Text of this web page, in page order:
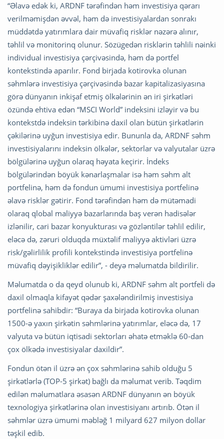
“Əlavə edək ki, ARDNF tərəfindən həm investisiya qərarı
verilməmişdən əvvəl, həm də investisiyalardan sonrakı
müddətdə yatırımlara dair müvafiq risklər nəzərə alınır,
təhlil və monitorinq olunur. Sözügedən risklərin təhlili nəinki
individual investisiya çərçivəsində, həm də portfel
kontekstində aparılır. Fond birjada kotirovka olunan
səhmlərə investisiya çərçivəsində bazar kapitalizasiyasına
görə dünyanın inkişaf etmiş ölkələrinin ən iri şirkətləri
özündə ehtiva edən “MSCI World” indeksini izləyir və bu
kontekstdə indeksin tərkibinə daxil olan bütün şirkətlərin
çəkilərinə uyğun investisiya edir. Bununla da, ARDNF səhm
investisiyalarını indeksin ölkələr, sektorlar və valyutalar üzrə
bölgülərinə uyğun olaraq həyata keçirir. İndeks
bölgülərindən böyük kənarlaşmalar isə həm səhm alt
portfelinə, həm də fondun ümumi investisiya portfelinə
əlavə risklər gətirir. Fond tərəfindən həm də mütəmadi
olaraq qlobal maliyyə bazarlarında baş verən hadisələr
izlənilir, cari bazar konyukturası və gözləntilər təhlil edilir,
eləcə də, zəruri olduqda müxtəlif maliyyə aktivləri üzrə
risk/gəlirlilik profili kontekstində investisiya portfelinə
müvafiq dəyişikliklər edilir”, - deyə məlumatda bildirilir.
Məlumatda o da qeyd olunub ki, ARDNF səhm alt portfeli də
daxil olmaqla kifayət qədər şaxələndirilmiş investisiya
portfelinə sahibdir: “Buraya da birjada kotirovka olunan
1500-ə yaxın şirkətin səhmlərinə yatırımlar, eləcə də, 17
valyuta və bütün iqtisadi sektorları əhatə etməklə 60-dan
çox ölkədə investisiyalar daxildir”.
Fondun ötən il üzrə ən çox səhmlərinə sahib olduğu 5
şirkətlərlə (TOP-5 şirkət) bağlı da məlumat verib. Təqdim
edilən məlumatlara əsasən ARDNF dünyanın ən böyük
texnologiya şirkətlərinə olan investisiyanı artırıb. Ötən il
səhmlər üzrə ümumi məbləğ 1 milyard 627 milyon dollar
təşkil edib.